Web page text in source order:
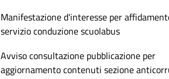
Manifestazione d'interesse per
servizio conduzione scuolabus
Avviso consultazione pubblicazione per
aggiornamento contenuti sezione